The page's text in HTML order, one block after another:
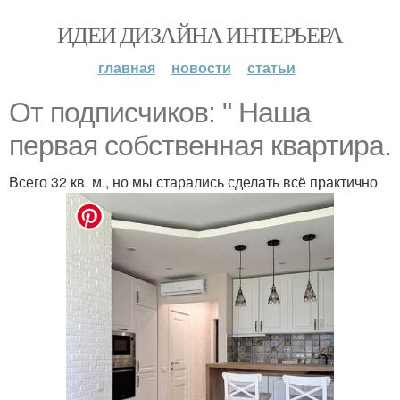
ИДЕИ ДИЗАЙНА ИНТЕРЬЕРА
главная новости статьи
От подписчиков: " Наша
первая собственная квартира.
Всего 32 кв. м., но мы старались сделать всё практично